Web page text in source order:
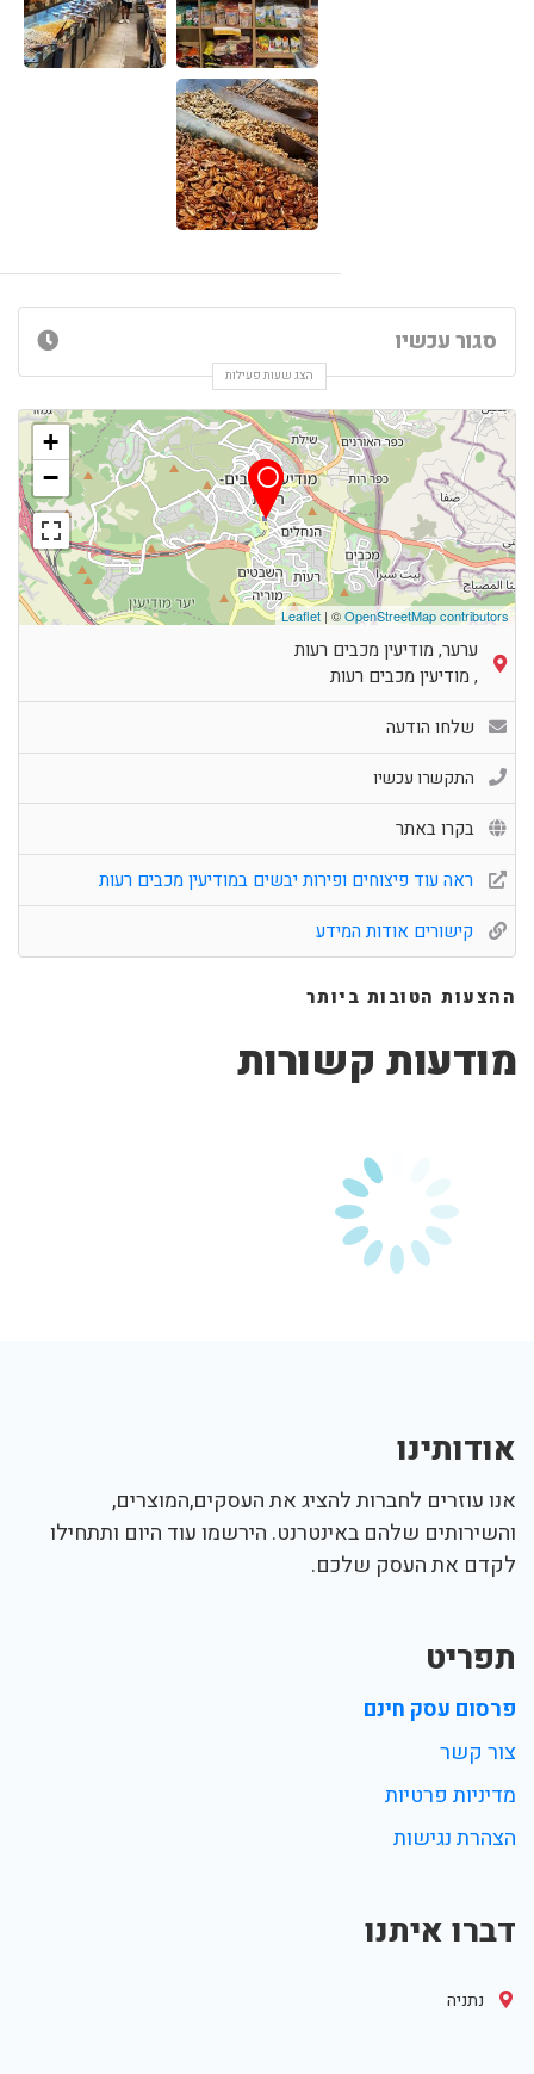
סגור עכשיו
הצג שעות פעילות
+
−
Leaflet | ©OpenStreetMap contributors
ערער, מודיעין מכבים רעות
, מודיעין מכבים רעות
שלחו הודעה
התקשרו עכשיו
בקרו באתר
ראה עוד פיצוחים ופירות יבשים במודיעין מכבים רעות
קישורים אודות המידע
ההצעות הטובות ביותר
מודעות קשורות
אודותינו
אנו עוזרים לחברות להציג את העסקים,המוצרים,
והשירותים שלהם באינטרנט. הירשמו עוד היום ותתחילו
לקדם את העסק שלכם.
תפריט
פרסום עסק חינם
צור קשר
מדיניות פרטיות
הצהרת נגישות
דברו איתנו
נתניה